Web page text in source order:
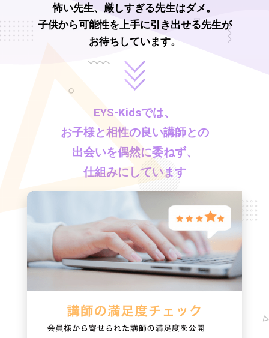
怖い先生、厳しすぎる先生はダメ。
子供から可能性を上手に引き出せる先生が
お待ちしています。
EYS-Kidsでは、
お子様と相性の良い講師との
出会いを偶然に委ねず、
仕組みにしています